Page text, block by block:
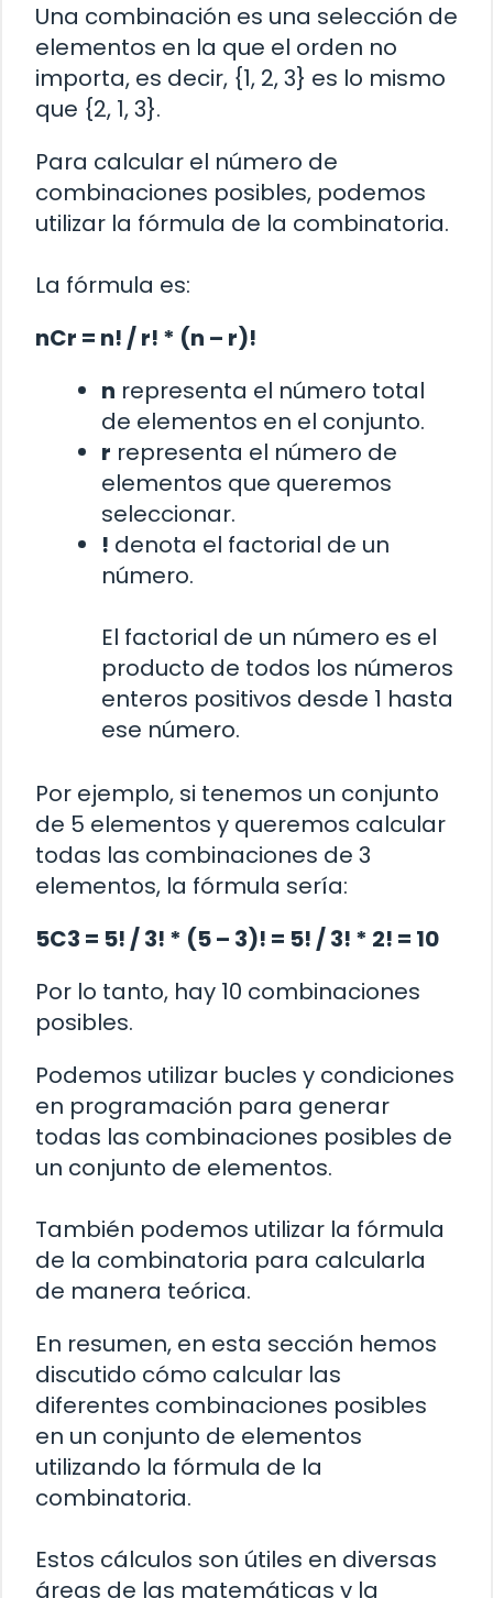
Una combinación es una selección de
elementos en la que el orden no
importa, es decir, {1, 2, 3} es lo mismo
que {2, 1, 3}.
Para calcular el número de
combinaciones posibles, podemos
utilizar la fórmula de la combinatoria.
La fórmula es:
nCr = n! / r! * (n – r)!
n representa el número total
de elementos en el conjunto.
r representa el número de
elementos que queremos
seleccionar.
! denota el factorial de un
número.
El factorial de un número es el
producto de todos los números
enteros positivos desde 1 hasta
ese número.
Por ejemplo, si tenemos un conjunto
de 5 elementos y queremos calcular
todas las combinaciones de 3
elementos, la fórmula sería:
5C3 = 5! / 3! * (5 – 3)! = 5! / 3! * 2! = 10
Por lo tanto, hay 10 combinaciones
posibles.
Podemos utilizar bucles y condiciones
en programación para generar
todas las combinaciones posibles de
un conjunto de elementos.
También podemos utilizar la fórmula
de la combinatoria para calcularla
de manera teórica.
En resumen, en esta sección hemos
discutido cómo calcular las
diferentes combinaciones posibles
en un conjunto de elementos
utilizando la fórmula de la
combinatoria.
Estos cálculos son útiles en diversas
áreas de las matemáticas y la